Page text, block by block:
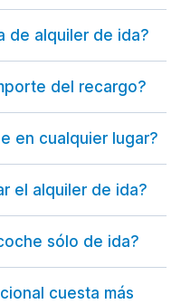
de alquiler de ida?
del recargo?
en cualquier lugar?
el alquiler de ida?
sólo de ida?
cuesta más